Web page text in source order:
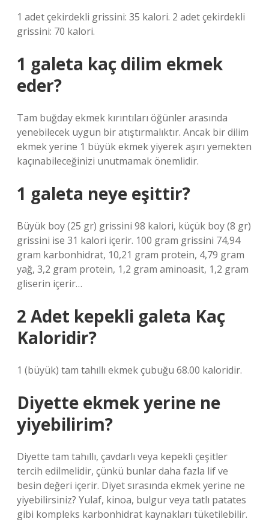
1 adet çekirdekli grissini: 35 kalori. 2 adet çekirdekli
grissini: 70 kalori.
1 galeta kaç dilim ekmek
eder?
Tam buğday ekmek kırıntıları öğünler arasında
yenebilecek uygun bir atıştırmalıktır. Ancak bir dilim
ekmek yerine 1 büyük ekmek yiyerek aşırı yemekten
kaçınabileceğinizi unutmamak önemlidir.
1 galeta neye eşittir?
Büyük boy (25 gr) grissini 98 kalori, küçük boy (8 gr)
grissini ise 31 kalori içerir. 100 gram grissini 74,94
gram karbonhidrat, 10,21 gram protein, 4,79 gram
yağ, 3,2 gram protein, 1,2 gram aminoasit, 1,2 gram
gliserin içerir…
2 Adet kepekli galeta Kaç
Kaloridir?
1 (büyük) tam tahıllı ekmek çubuğu 68.00 kaloridir.
Diyette ekmek yerine ne
yiyebilirim?
Diyette tam tahıllı, çavdarlı veya kepekli çeşitler
tercih edilmelidir, çünkü bunlar daha fazla lif ve
besin değeri içerir. Diyet sırasında ekmek yerine ne
yiyebilirsiniz? Yulaf, kinoa, bulgur veya tatlı patates
gibi kompleks karbonhidrat kaynakları tüketilebilir.